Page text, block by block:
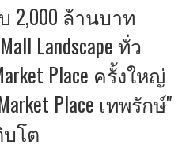
2,000 ล้านบาท
Landscape ทั่ว
Place ครั้งใหญ่
Place เทพรักษ์"
บโต